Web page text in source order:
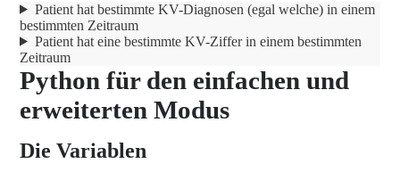
Patient hat bestimmte KV-Diagnosen (egal welche) in einem
bestimmten Zeitraum
Patient hat eine bestimmte KV-Ziffer in einem bestimmten
Zeitraum
Python für den einfachen und
erweiterten Modus
Die Variablen